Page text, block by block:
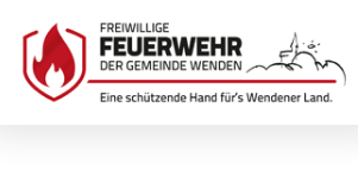
Hauptnavigation
springen
Inhalt
springen